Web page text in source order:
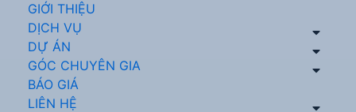
GIỚI THIỆU
DỊCH VỤ
DỰ ÁN
GÓC CHUYÊN GIA
BÁO GIÁ
LIÊN HỆ